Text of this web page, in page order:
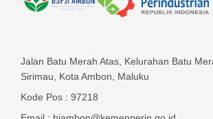
Jalan Batu Merah Atas, Kelurahan Batu
Sirimau, Kota Ambon, Maluku
Kode Pos : 97218